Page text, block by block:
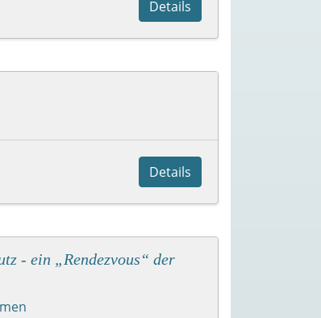
Details
Details
- ein „Rendezvous“ der